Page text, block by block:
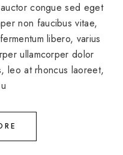
congue sed eget
non faucibus vitae,
libero, varius
ullamcorper dolor
leo at rhoncus laoreet,